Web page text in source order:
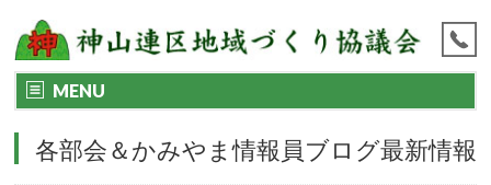
MENU
各部会＆かみやま情報員ブログ最新情報